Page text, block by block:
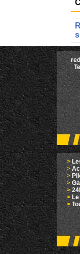
>
>
>
>
>
>
>